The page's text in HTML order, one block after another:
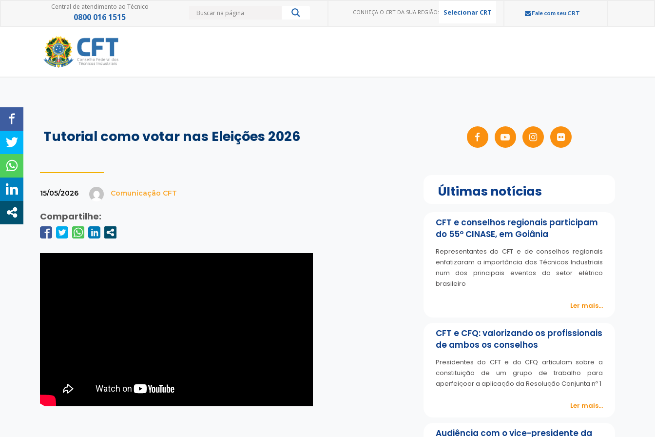
Central de atendimento ao Técnico
0800 016 1515 CONHEÇA O CRT DA SUA REGIÃO: Selecionar CRT Fale com seu CRT
Tutorial como votar nas Eleições 2026
15/05/2026 Comunicação CFT
Compartilhe:
Últimas notícias
CFT e conselhos regionais participam
do 55º CINASE, em Goiânia
Representantes do CFT e de conselhos regionais
enfatizaram a importância dos Técnicos Industriais
num dos principais eventos do setor elétrico
brasileiro
Ler mais...
CFT e CFQ: valorizando os profissionais
de ambos os conselhos
Presidentes do CFT e do CFQ articulam sobre a
constituição de um grupo de trabalho para
aperfeiçoar a aplicação da Resolução Conjunta nº 1
Ler mais...
Audiência com o vice-presidente da